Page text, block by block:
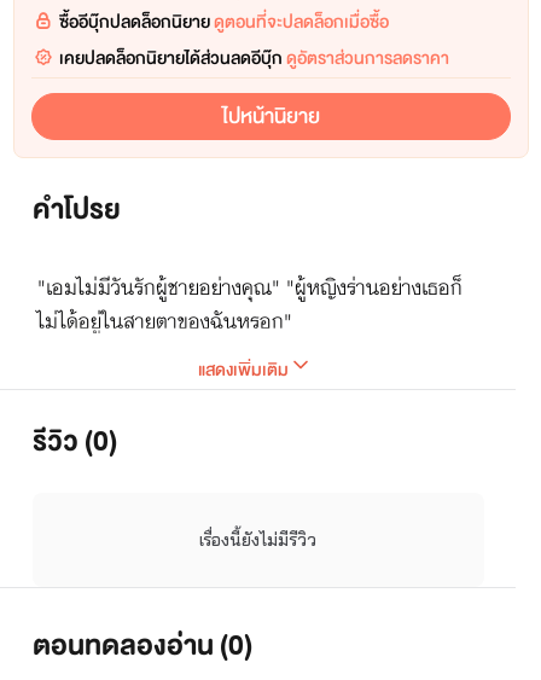
ซื้ออีบุ๊กปลดล็อกนิยายดูตอนที่จะปลดล็อกเมื่อซื้อ
เคยปลดล็อกนิยายได้ส่วนลดอีบุ๊กดูอัตราส่วนการลดราคา
ไปหน้านิยาย
คำโปรย
"เอมไม่มีวันรักผู้ชายอย่างคุณ​" "ผู้หญิง​ร่านอย่างเธอก็
ไม่ได้อยู่ในสายตาของฉันหรอก"
แสดงเพิ่มเติม
รีวิว (0)
เรื่องนี้ยังไม่มีรีวิว
ตอนทดลองอ่าน (0)